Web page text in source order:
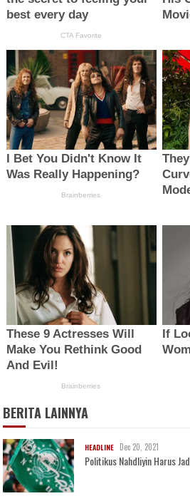
BERITA LAINNYA
HEADLINE Dec 20, 2021
Politikus Nahdliyin Harus